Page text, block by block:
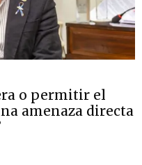
o permitir el
amenaza directa